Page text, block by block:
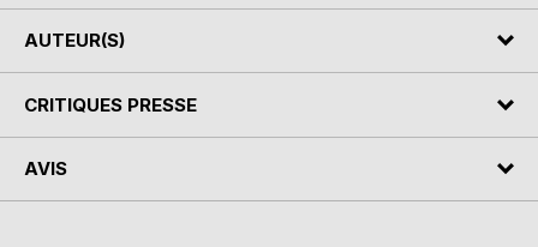
AUTEUR(S)
CRITIQUES PRESSE
AVIS